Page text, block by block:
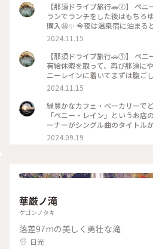
【那須ドライブ旅行🚗②】 ペ
ランでランチをした後はもちろ
購入😆✨ 今夜は温泉宿に泊まる
🤣ま、良いんです😁 最初は少し
写真程度の感じに。 本当に平日
列は苦手なので😅 どれもこれ
ても迷いました。 店内、店外共
れ、色々なビートルズ由来の物
2024.11.15
【那須ドライブ旅行🚗①】 ペ
有給休暇を取って、再び那須に
ニーレインに着いてまずは腹ご
たのでテラス席でいただくこと
ンバーグをダブルで🤣 ちょっと
よ。 いつもは行列で大混雑らし
って思いました😆✨✨ それで
し、たくさんお客さんはいまし
まあ好きな方ですが、旦那はス
ろんこの後パンも買いました❣️ .
2024.11.15
緑豊かなカフェ・ベーカリーで
「ペニー・レイン」というお店
ーナーがシングル曲のタイトル
と。 お店に入ると焼き立てパンの香りが広がり、処狭しと美
味しそうなパンがならんでいま
な店内か、緑に囲まれた開放的
た。 ちなみに、テラス席は、ワンちゃんもOKなので、愛犬と
一緒に食事することもできます。 #ペニーレイン #ビートル
2024.09.19
華厳ノ滝
ケゴンノタキ
落差97mの美しく勇壮な滝
日光